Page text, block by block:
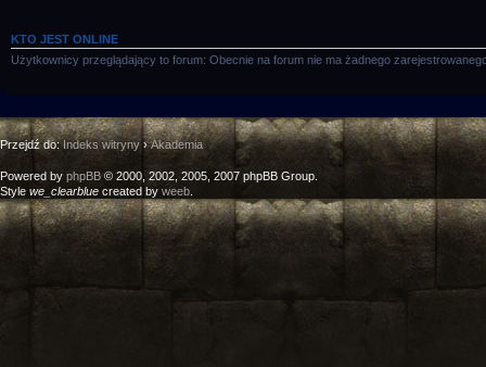
KTO JEST ONLINE
Użytkownicy przeglądający to forum: Obecnie na forum nie ma żadnego
Przejdź do:Indeks witryny›Akademia
Powered by phpBB © 2000, 2002, 2005, 2007 phpBB Group.
Style we_clearblue created by weeb